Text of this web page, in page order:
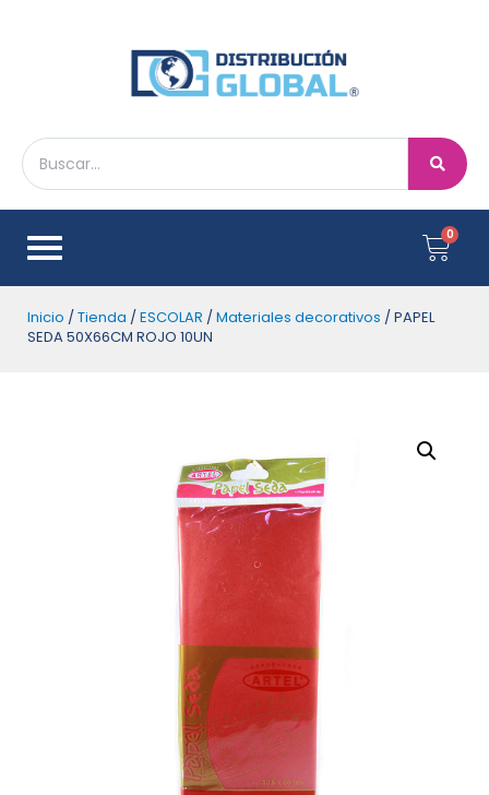
Inicio /Tienda /ESCOLAR /Materiales decorativos / PAPEL
SEDA 50X66CM ROJO 10UN